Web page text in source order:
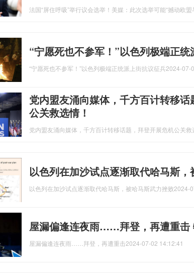
法国“屏住呼吸”举行议会选举！美媒：此次选举可能“撼动欧盟
“宁愿死也不参军！”以色列极端正
“宁愿死也不参军！”以色列极端正统派上街抗议征兵2024-07-
党内盟友涌向媒体，千方百计转移
公关救选情！
党内盟友涌向媒体，千方百计转移话题，拜登开展危机公关救
以色列在加沙试点逐渐取代哈马斯
以色列在加沙试点逐渐取代哈马斯，被哈马斯武力挫败2024-
屋漏偏逢连夜雨……拜登，再遭重击
屋漏偏逢连夜雨……拜登，再遭重击2024-07-02 14:12:41